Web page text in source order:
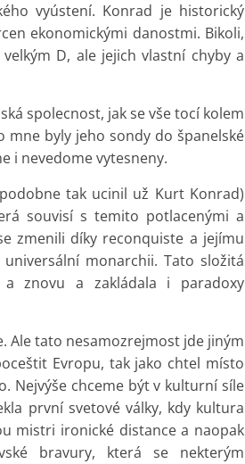
vyústení. Konrad je historický
ekonomickými danostmi. Bikoli,
D, ale jejich vlastní chyby a
spolecnost, jak se vše tocí kolem
byly jeho sondy do španelské
i nevedome vytesneny.
tak ucinil už Kurt Konrad)
souvisí s temito potlacenými a
zmenili díky reconquiste a jejímu
monarchii. Tato složitá
a znovu a zakládala i paradoxy
Ale tato nesamozrejmost jde jiným
Evropu, tak jako chtel místo
Nejvýše chceme být v kulturní síle
první svetové války, kdy kultura
mistri ironické distance a naopak
bravury, která se nekterým